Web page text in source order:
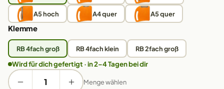
A5 hoch A4 quer A5 quer
Klemme
RB 4fach groß RB 4fach klein RB 2fach groß
Wird für dich gefertigt · in 2–4 Tagen bei dir
Menge wählen